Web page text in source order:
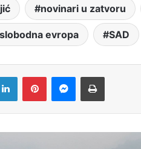
novinari u zatvoru
evropa SAD